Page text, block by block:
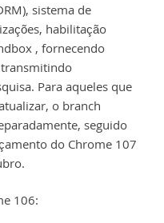
sistema de
habilitação
, fornecendo
transmitindo
Para aqueles que
o branch
seguido
do Chrome 107
106: